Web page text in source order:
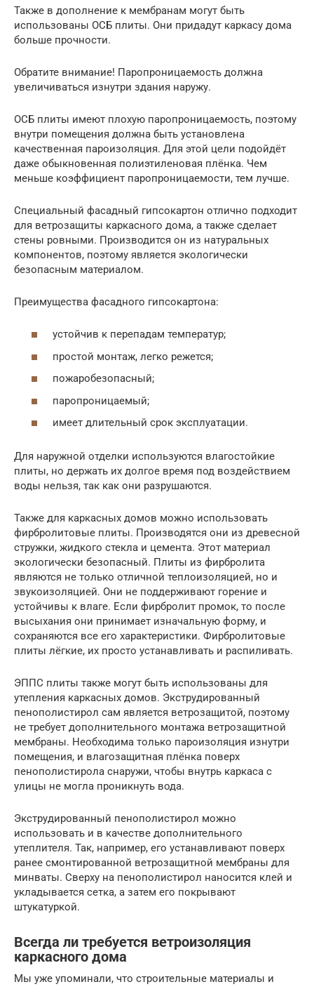
Также в дополнение к мембранам могут быть
использованы ОСБ плиты. Они придадут каркасу дома
больше прочности.
Обратите внимание! Паропроницаемость должна
увеличиваться изнутри здания наружу.
ОСБ плиты имеют плохую паропроницаемость, поэтому
внутри помещения должна быть установлена
качественная пароизоляция. Для этой цели подойдёт
даже обыкновенная полиэтиленовая плёнка. Чем
меньше коэффициент паропроницаемости, тем лучше.
Специальный фасадный гипсокартон отлично подходит
для ветрозащиты каркасного дома, а также сделает
стены ровными. Производится он из натуральных
компонентов, поэтому является экологически
безопасным материалом.
Преимущества фасадного гипсокартона:
устойчив к перепадам температур;
простой монтаж, легко режется;
пожаробезопасный;
паропроницаемый;
имеет длительный срок эксплуатации.
Для наружной отделки используются влагостойкие
плиты, но держать их долгое время под воздействием
воды нельзя, так как они разрушаются.
Также для каркасных домов можно использовать
фирбролитовые плиты. Производятся они из древесной
стружки, жидкого стекла и цемента. Этот материал
экологически безопасный. Плиты из фирбролита
являются не только отличной теплоизоляцией, но и
звукоизоляцией. Они не поддерживают горение и
устойчивы к влаге. Если фирбролит промок, то после
высыхания они принимает изначальную форму, и
сохраняются все его характеристики. Фирбролитовые
плиты лёгкие, их просто устанавливать и распиливать.
ЭППС плиты также могут быть использованы для
утепления каркасных домов. Экструдированный
пенополистирол сам является ветрозащитой, поэтому
не требует дополнительного монтажа ветрозащитной
мембраны. Необходима только пароизоляция изнутри
помещения, и влагозащитная плёнка поверх
пенополистирола снаружи, чтобы внутрь каркаса с
улицы не могла проникнуть вода.
Экструдированный пенополистирол можно
использовать и в качестве дополнительного
утеплителя. Так, например, его устанавливают поверх
ранее смонтированной ветрозащитной мембраны для
минваты. Сверху на пенополистирол наносится клей и
укладывается сетка, а затем его покрывают
штукатуркой.
Всегда ли требуется ветроизоляция
каркасного дома
Мы уже упоминали, что строительные материалы и